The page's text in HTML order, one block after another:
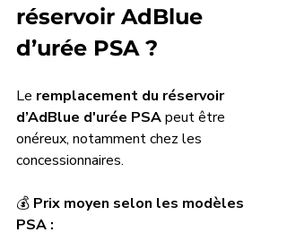
réservoir AdBlue
d’urée PSA ?
Le remplacement du réservoir
d’AdBlue d'urée PSA peut être
onéreux, notamment chez les
concessionnaires.
💰 Prix moyen selon les modèles
PSA :